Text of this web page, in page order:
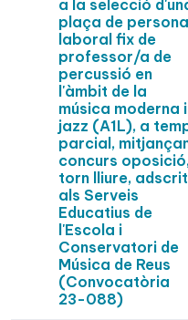
a la selecció
plaça de personal
laboral fix de
professor/a de
percussió en
l'àmbit de la
música moderna i
jazz (A1L), a
parcial,
concurs
torn lliure,
als Serveis
Educatius de
l'Escola i
Conservatori de
Música de Reus
(Convocatòria
23-088)